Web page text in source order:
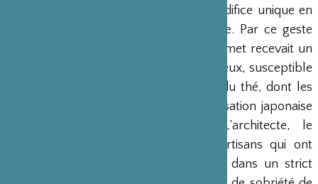
ils ont ainsi réalisé en trois mois cet édifice unique en
France et peut-être même en Europe. Par ce geste
éminemment généreux, le musée Guimet recevait un
chashitsu de type sôan des plus précieux, susceptible
d’incarner enfin en ses murs l’esprit du thé, dont les
fondements sont au cœur de la civilisation japonaise
depuis l’époque de Muromachi. L’architecte, le
maître-charpentier et chacun des artisans qui ont
contribué à son édification, l’ont fait dans un strict